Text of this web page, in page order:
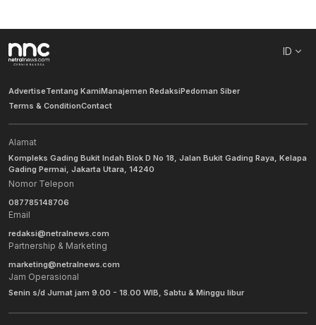
ID
AdvertiseTentang KamiManajemen RedaksiPedoman Siber
Terms & ConditionContact
Alamat
Kompleks Gading Bukit Indah Blok D No 18, Jalan Bukit Gading Raya, Kelapa
Gading Permai, Jakarta Utara, 14240
Nomor Telepon
087785148706
Email
redaksi@netralnews.com
Partnership & Marketing
marketing@netralnews.com
Jam Operasional
Senin s/d Jumat jam 9.00 - 18.00 WIB, Sabtu & Minggu libur